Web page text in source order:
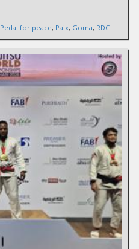
Pedal for peace, Paix, Goma, RDC